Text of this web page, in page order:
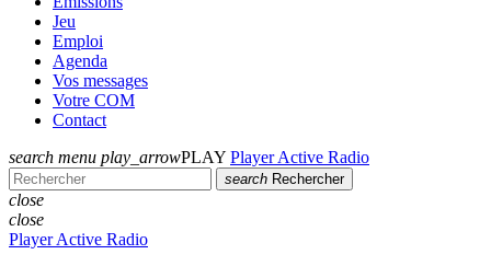
Jeu
Emploi
Agenda
Vos messages
Votre COM
Contact
search menu play_arrowPLAY Player Active Radio
search Rechercher
close
close
Player Active Radio